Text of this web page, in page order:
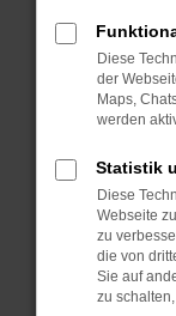
Starte
Das kann
Probleme
sind.
Veraltete
führen,
Diese
der
Maps,
werden
Statistik
Diese
Webseite
zu
die von
Sie auf
zu